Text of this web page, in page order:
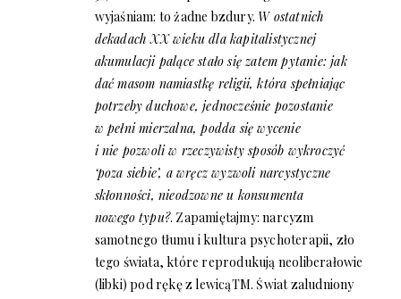
wyjaśniam: to żadne bzdury. W ostatnich
dekadach XX wieku dla kapitalistycznej
akumulacji palące stało się zatem pytanie: jak
dać masom namiastkę religii, która spełniając
potrzeby duchowe, jednocześnie pozostanie
w pełni mierzalna, podda się wycenie
i nie pozwoli w rzeczywisty sposób wykroczyć
‘poza siebie’, a wręcz wyzwoli narcystyczne
skłonności, nieodzowne u konsumenta
nowego typu?. Zapamiętajmy: narcyzm
samotnego tłumu i kultura psychoterapii, zło
tego świata, które reprodukują neoliberałowie
(libki) pod rękę z lewicąTM. Świat zaludniony